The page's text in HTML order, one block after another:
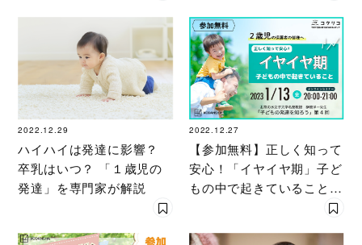
2022.12.29
ハイハイは発達に影響？
卒乳はいつ？ 「１歳児の
発達」を専門家が解説
2022.12.27
【参加無料】正しく知って
安心！「イヤイヤ期」子ど
もの中で起きていること｜